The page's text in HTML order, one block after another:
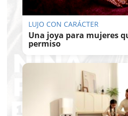
LUJO CON CARÁCTER
Una joya para mujeres
permiso